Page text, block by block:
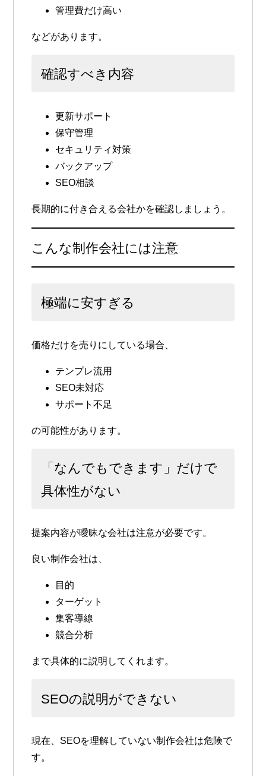
管理費だけ高い
などがあります。
確認すべき内容
更新サポート
保守管理
セキュリティ対策
バックアップ
SEO相談
長期的に付き合える会社かを確認しましょう。
こんな制作会社には注意
極端に安すぎる
価格だけを売りにしている場合、
テンプレ流用
SEO未対応
サポート不足
の可能性があります。
「なんでもできます」だけで
具体性がない
提案内容が曖昧な会社は注意が必要です。
良い制作会社は、
目的
ターゲット
集客導線
競合分析
まで具体的に説明してくれます。
SEOの説明ができない
現在、SEOを理解していない制作会社は危険で
す。